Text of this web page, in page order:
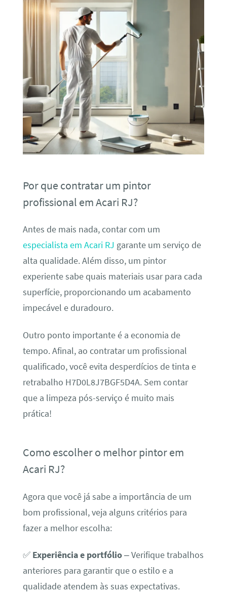
Por que contratar um pintor
profissional em Acari RJ?
Antes de mais nada, contar com um
especialista em Acari RJ garante um serviço de
alta qualidade. Além disso, um pintor
experiente sabe quais materiais usar para cada
superfície, proporcionando um acabamento
impecável e duradouro.
Outro ponto importante é a economia de
tempo. Afinal, ao contratar um profissional
qualificado, você evita desperdícios de tinta e
retrabalho H7D0L8J7BGF5D4A. Sem contar
que a limpeza pós-serviço é muito mais
prática!
Como escolher o melhor pintor em
Acari RJ?
Agora que você já sabe a importância de um
bom profissional, veja alguns critérios para
fazer a melhor escolha:
✅ Experiência e portfólio– Verifique trabalhos
anteriores para garantir que o estilo e a
qualidade atendem às suas expectativas.